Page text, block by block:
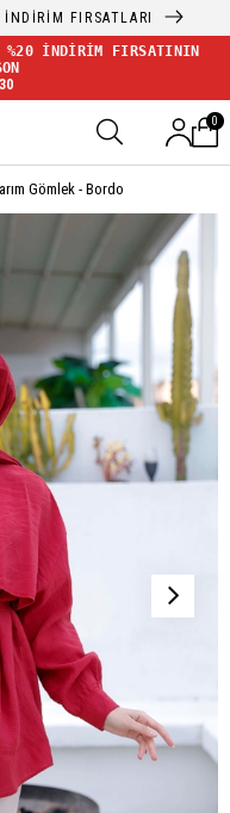
FIRSATLARI
%20 İNDİRİM FIRSATININ
0
Gömlek - Bordo